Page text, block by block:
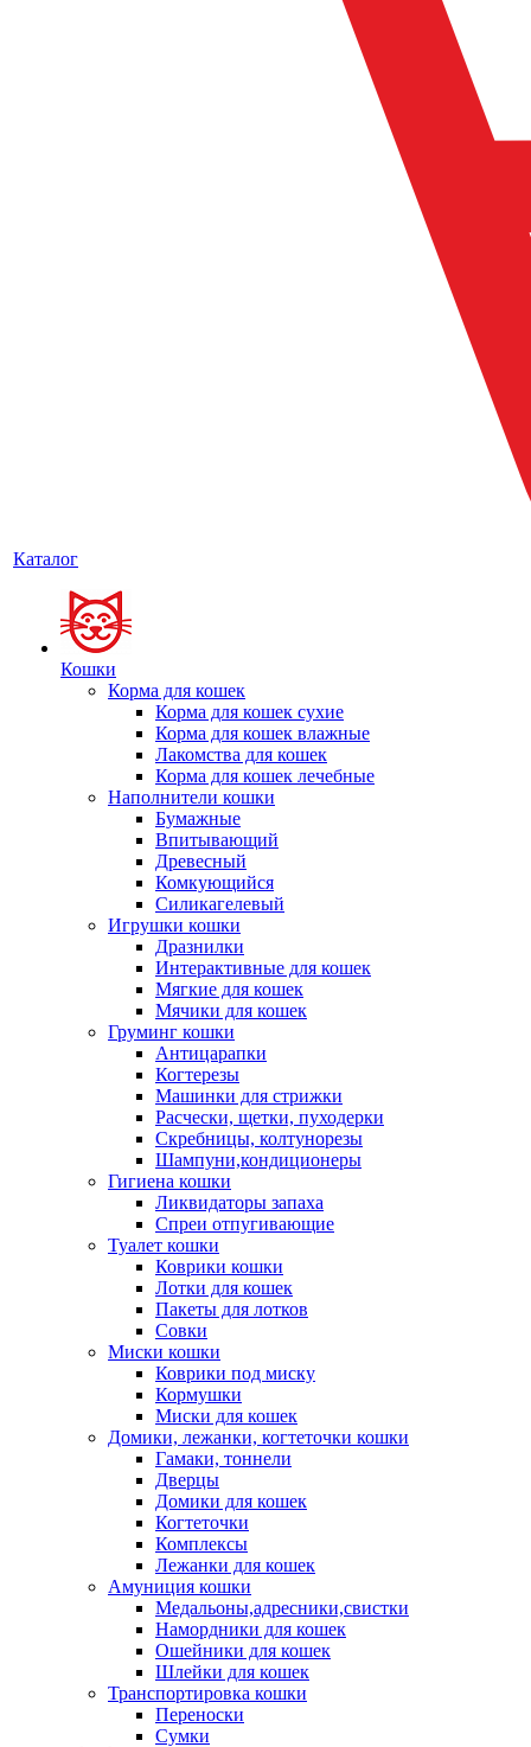
Каталог
Кошки
Корма для кошек
Корма для кошек сухие
Корма для кошек влажные
Лакомства для кошек
Корма для кошек лечебные
Наполнители кошки
Бумажные
Впитывающий
Древесный
Комкующийся
Силикагелевый
Игрушки кошки
Дразнилки
Интерактивные для кошек
Мягкие для кошек
Мячики для кошек
Груминг кошки
Антицарапки
Когтерезы
Машинки для стрижки
Расчески, щетки, пуходерки
Скребницы, колтунорезы
Шампуни,кондиционеры
Гигиена кошки
Ликвидаторы запаха
Спреи отпугивающие
Туалет кошки
Коврики кошки
Лотки для кошек
Пакеты для лотков
Совки
Миски кошки
Коврики под миску
Кормушки
Миски для кошек
Домики, лежанки, когтеточки кошки
Гамаки, тоннели
Дверцы
Домики для кошек
Когтеточки
Комплексы
Лежанки для кошек
Амуниция кошки
Медальоны,адресники,свистки
Намордники для кошек
Ошейники для кошек
Шлейки для кошек
Транспортировка кошки
Переноски
Сумки